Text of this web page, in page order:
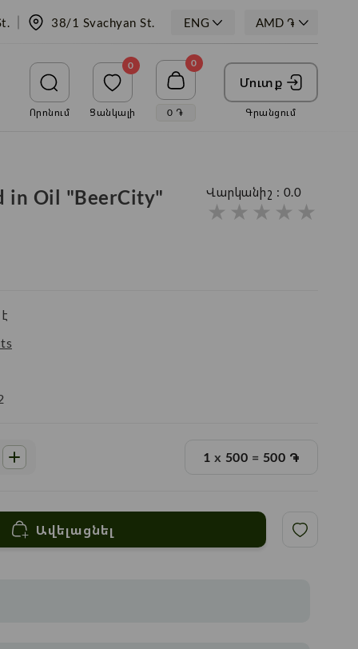
38/1 Svachyan St. ENG
Որոնում
0
Ցանկալի
0
0 ֏
Մուտք
Գրանցում
in Oil "BeerCity"
Վարկանիշ : 0.0
★
★
★
★
★
1 x 500 = 500 ֏
Ավելացնել